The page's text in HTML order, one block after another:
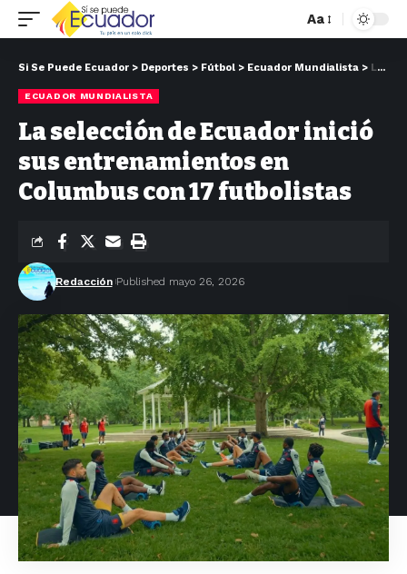
Aa
Si Se Puede Ecuador > Deportes > Fútbol > Ecuador Mundialista > La selección de Ecuador inició sus entrenamientos en Columbus con 17 futbolistas
ECUADOR MUNDIALISTA
La selección de Ecuador inició
sus entrenamientos en
Columbus con 17 futbolistas
Redacción Published mayo 26, 2026